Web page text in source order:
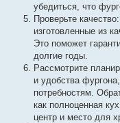
убедиться, что
Проверьте
изготовленные из
Это поможет
долгие годы.
Рассмотрите
и удобства
потребностям.
как полноценная
центр и место для